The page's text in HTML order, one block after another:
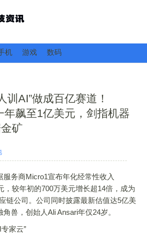
机 游戏 数码
训AI”做成百亿赛道！
年飙至1亿美元，剑指机器
矿
务商Micro1宣布年化经常性收入
，较年初的700万美元增长超14倍，成为
链公司。公司同时披露最新估值达5亿美
兽，创始人Ali Ansari年仅24岁。
家云”